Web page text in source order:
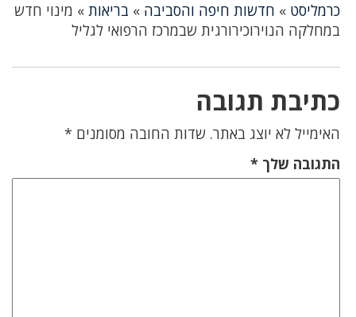
כרמליסט » חדשות חיפה והסביבה » בריאות » מינוי חדש
במחלקה הנוירוכירורגית שבמרכז הרפואי לגליל
כתיבת תגובה
האימייל לא יוצג באתר. שדות החובה מסומנים *
התגובה שלך *